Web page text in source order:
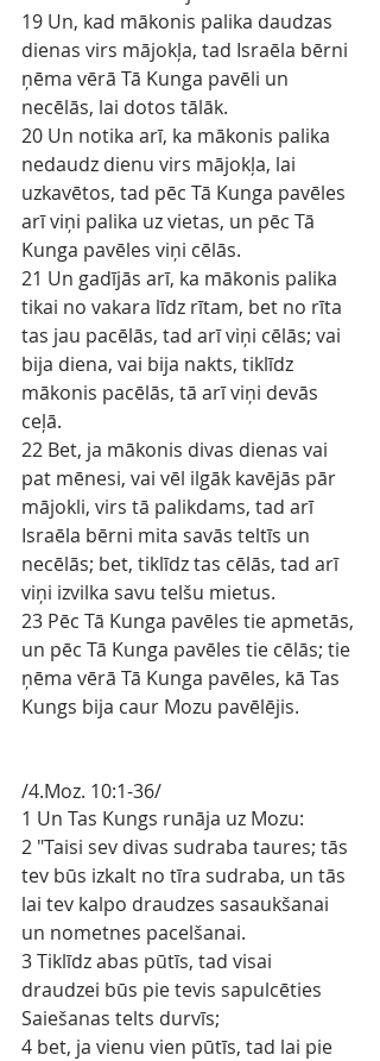
19 Un, kad mākonis palika daudzas
dienas virs mājokļa, tad Israēla bērni
ņēma vērā Tā Kunga pavēli un
necēlās, lai dotos tālāk.
20 Un notika arī, ka mākonis palika
nedaudz dienu virs mājokļa, lai
uzkavētos, tad pēc Tā Kunga pavēles
arī viņi palika uz vietas, un pēc Tā
Kunga pavēles viņi cēlās.
21 Un gadījās arī, ka mākonis palika
tikai no vakara līdz rītam, bet no rīta
tas jau pacēlās, tad arī viņi cēlās; vai
bija diena, vai bija nakts, tiklīdz
mākonis pacēlās, tā arī viņi devās
ceļā.
22 Bet, ja mākonis divas dienas vai
pat mēnesi, vai vēl ilgāk kavējās pār
mājokli, virs tā palikdams, tad arī
Israēla bērni mita savās teltīs un
necēlās; bet, tiklīdz tas cēlās, tad arī
viņi izvilka savu telšu mietus.
23 Pēc Tā Kunga pavēles tie apmetās,
un pēc Tā Kunga pavēles tie cēlās; tie
ņēma vērā Tā Kunga pavēles, kā Tas
Kungs bija caur Mozu pavēlējis.
/4.Moz. 10:1-36/
1 Un Tas Kungs runāja uz Mozu:
2 "Taisi sev divas sudraba taures; tās
tev būs izkalt no tīra sudraba, un tās
lai tev kalpo draudzes sasaukšanai
un nometnes pacelšanai.
3 Tiklīdz abas pūtīs, tad visai
draudzei būs pie tevis sapulcēties
Saiešanas telts durvīs;
4 bet, ja vienu vien pūtīs, tad lai pie